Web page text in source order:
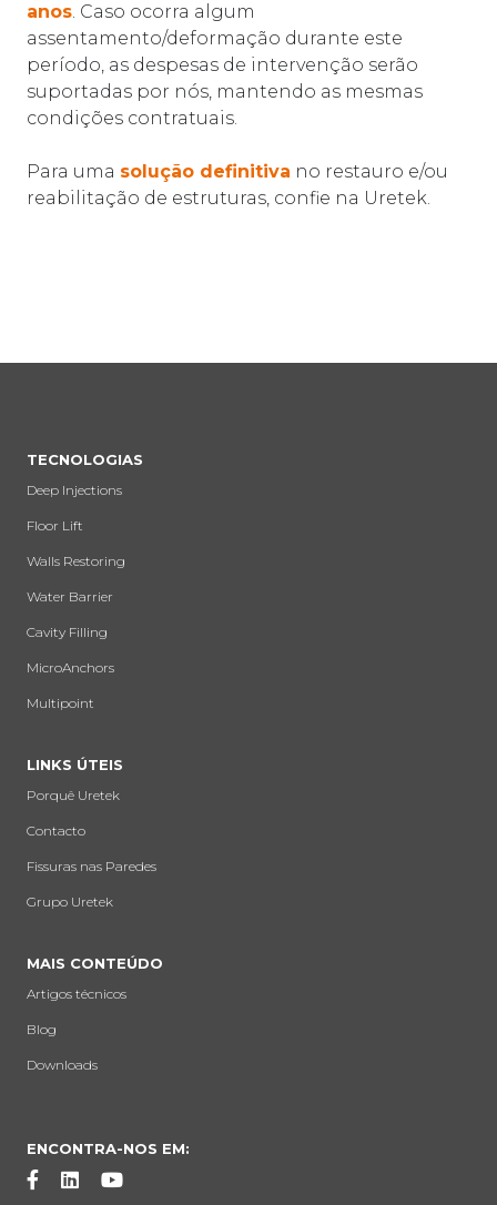
anos. Caso ocorra algum
assentamento/deformação durante este
período, as despesas de intervenção serão
suportadas por nós, mantendo as mesmas
condições contratuais.
Para uma solução definitiva no restauro e/ou
reabilitação de estruturas, confie na Uretek.
TECNOLOGIAS
Deep Injections
Floor Lift
Walls Restoring
Water Barrier
Cavity Filling
MicroAnchors
Multipoint
LINKS ÚTEIS
Porquê Uretek
Contacto
Fissuras nas Paredes
Grupo Uretek
MAIS CONTEÚDO
Artigos técnicos
Blog
Downloads
ENCONTRA-NOS EM: